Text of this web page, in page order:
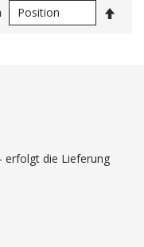
erfolgt die Lieferung